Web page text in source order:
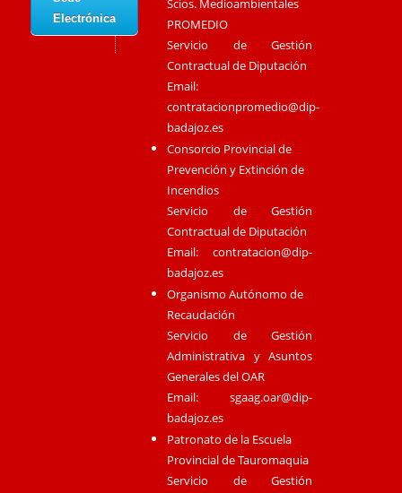
Electrónica
Scios. Medioambientales
PROMEDIO
Servicio de Gestión
Contractual de Diputación
Email:
contratacionpromedio@dip-
badajoz.es
Consorcio Provincial de
Prevención y Extinción de
Incendios
Servicio de Gestión
Contractual de Diputación
Email:contratacion@dip-
badajoz.es
Organismo Autónomo de
Recaudación
Servicio de Gestión
Administrativa y Asuntos
Generales del OAR
Email:sgaag.oar@dip-
badajoz.es
Patronato de la Escuela
Provincial de Tauromaquia
Servicio de Gestión